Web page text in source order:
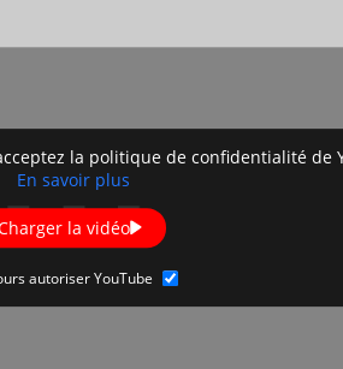
la politique de confidentialité de
En savoir plus
la vidéo
autoriser YouTube